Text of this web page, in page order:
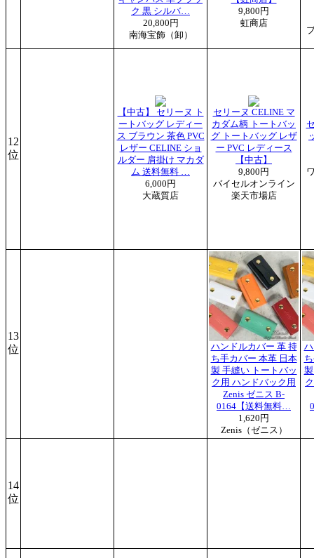
ク 黒 シルバ…
20,800円
南海宝飾（卸）
9,800円
虹商店
12
位
【中古】 セリーヌ ト
ートバッグ レディー
ス ブラウン 茶色 PVC
レザー CELINE ショ
ルダー 肩掛け マカダ
ム 送料無料 …
6,000円
大蔵質店
セリーヌ CELINE マ
カダム柄 トートバッ
グ トートバッグ レザ
ー PVC レディース
【中古】
9,800円
バイセルオンライン
楽天市場店
13
位
ハンドルカバー 革 持
ち手カバー 本革 日本
製 手縫い トートバッ
ク用 ハンドバック用
Zenis ゼニス B-
0164【送料無料…
1,620円
Zenis（ゼニス）
14
位